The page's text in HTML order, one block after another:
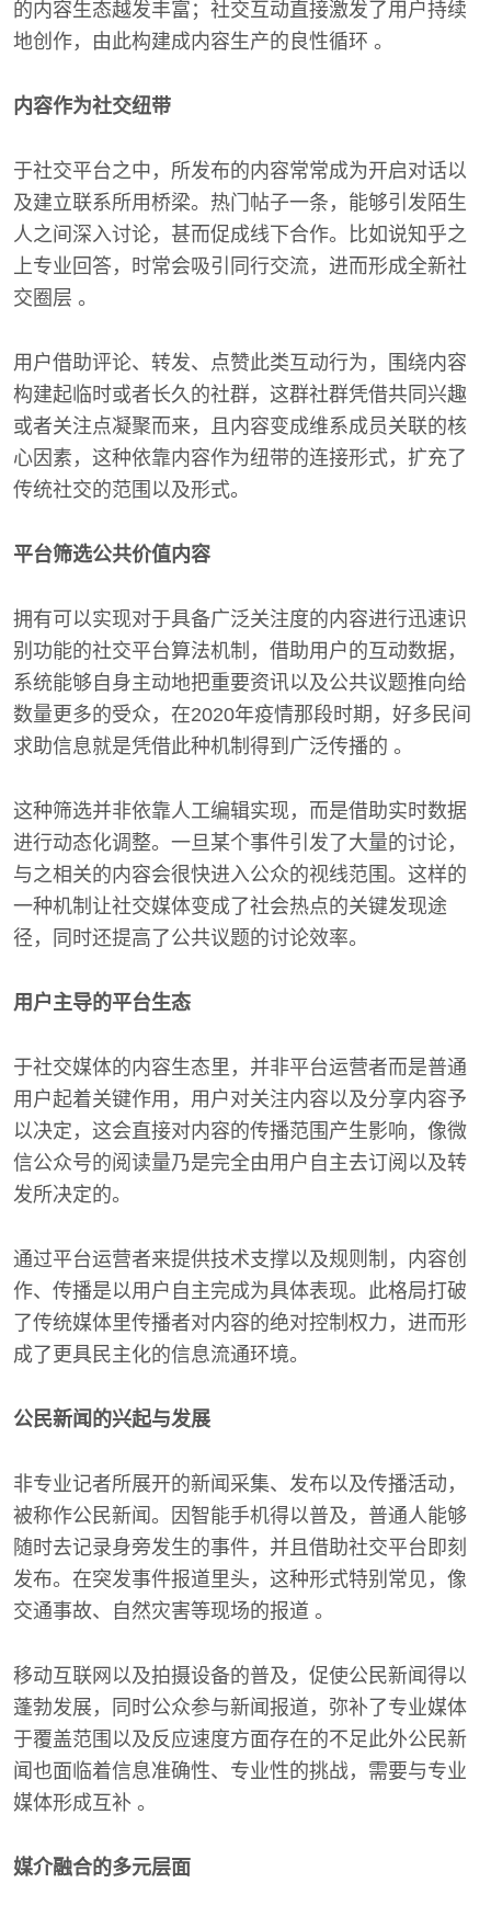
的内容生态越发丰富；社交互动直接激发了用户持续
地创作，由此构建成内容生产的良性循环 。
内容作为社交纽带
于社交平台之中，所发布的内容常常成为开启对话以
及建立联系所用桥梁。热门帖子一条，能够引发陌生
人之间深入讨论，甚而促成线下合作。比如说知乎之
上专业回答，时常会吸引同行交流，进而形成全新社
交圈层 。
用户借助评论、转发、点赞此类互动行为，围绕内容
构建起临时或者长久的社群，这群社群凭借共同兴趣
或者关注点凝聚而来，且内容变成维系成员关联的核
心因素，这种依靠内容作为纽带的连接形式，扩充了
传统社交的范围以及形式。
平台筛选公共价值内容
拥有可以实现对于具备广泛关注度的内容进行迅速识
别功能的社交平台算法机制，借助用户的互动数据，
系统能够自身主动地把重要资讯以及公共议题推向给
数量更多的受众，在2020年疫情那段时期，好多民间
求助信息就是凭借此种机制得到广泛传播的 。
这种筛选并非依靠人工编辑实现，而是借助实时数据
进行动态化调整。一旦某个事件引发了大量的讨论，
与之相关的内容会很快进入公众的视线范围。这样的
一种机制让社交媒体变成了社会热点的关键发现途
径，同时还提高了公共议题的讨论效率。
用户主导的平台生态
于社交媒体的内容生态里，并非平台运营者而是普通
用户起着关键作用，用户对关注内容以及分享内容予
以决定，这会直接对内容的传播范围产生影响，像微
信公众号的阅读量乃是完全由用户自主去订阅以及转
发所决定的。
通过平台运营者来提供技术支撑以及规则制，内容创
作、传播是以用户自主完成为具体表现。此格局打破
了传统媒体里传播者对内容的绝对控制权力，进而形
成了更具民主化的信息流通环境。
公民新闻的兴起与发展
非专业记者所展开的新闻采集、发布以及传播活动，
被称作公民新闻。因智能手机得以普及，普通人能够
随时去记录身旁发生的事件，并且借助社交平台即刻
发布。在突发事件报道里头，这种形式特别常见，像
交通事故、自然灾害等现场的报道 。
移动互联网以及拍摄设备的普及，促使公民新闻得以
蓬勃发展，同时公众参与新闻报道，弥补了专业媒体
于覆盖范围以及反应速度方面存在的不足此外公民新
闻也面临着信息准确性、专业性的挑战，需要与专业
媒体形成互补 。
媒介融合的多元层面